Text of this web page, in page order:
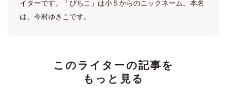
イターです。「ぴちこ」は小５からのニックネーム。本名
は、今村ゆきこです。
このライターの記事を
もっと見る